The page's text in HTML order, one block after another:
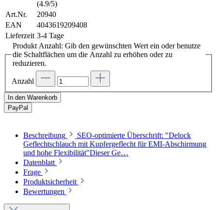
(4.9/5)
Art.Nr.
20940
EAN
4043619209408
Lieferzeit 3-4 Tage
Produkt Anzahl: Gib den gewünschten Wert ein oder benutze
die Schaltflächen um die Anzahl zu erhöhen oder zu
reduzieren.
Anzahl
In den Warenkorb
PayPal
Beschreibung
SEO-optimierte Überschrift: "Delock
Geflechtschlauch mit Kupfergeflecht für EMI-Abschirmung
und hohe Flexibilität"Dieser Ge…
Datenblatt
Frage
Produktsicherheit
Bewertungen